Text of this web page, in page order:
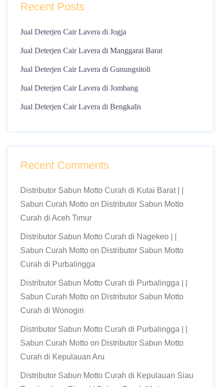
Recent Posts
Jual Deterjen Cair Lavera di Jogja
Jual Deterjen Cair Lavera di Manggarai Barat
Jual Deterjen Cair Lavera di Gunungsitoli
Jual Deterjen Cair Lavera di Jombang
Jual Deterjen Cair Lavera di Bengkalis
Recent Comments
Distributor Sabun Motto Curah di Kutai Barat | |
Sabun Curah Motto on Distributor Sabun Motto
Curah di Aceh Timur
Distributor Sabun Motto Curah di Nagekeo | |
Sabun Curah Motto on Distributor Sabun Motto
Curah di Purbalingga
Distributor Sabun Motto Curah di Purbalingga | |
Sabun Curah Motto on Distributor Sabun Motto
Curah di Wonogiri
Distributor Sabun Motto Curah di Purbalingga | |
Sabun Curah Motto on Distributor Sabun Motto
Curah di Kepulauan Aru
Distributor Sabun Motto Curah di Kepulauan Siau